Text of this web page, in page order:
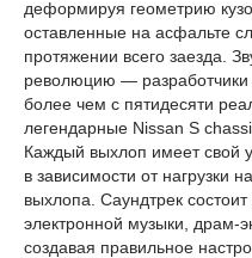
деформируя геометрию
оставленные на асфальте
протяжении всего заезда.
революцию — разработчики
более чем с пятидесяти
легендарные Nissan S
Каждый выхлоп имеет свой
в зависимости от нагрузки
выхлопа. Саундтрек
электронной музыки, драм-
создавая правильное